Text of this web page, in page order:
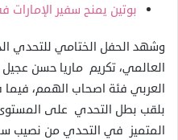
بوتين يمنح سفير
وشهد الحفل الختامي للتحدي
العالمي، تكريم ماريا حسن
العربي فئة اصحاب الهمم،
بلقب بطل التحدي على
المتميز في التحدي من نصيب